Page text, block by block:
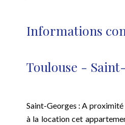
Informations
Toulouse -
Saint-Georges : A proximité
à la location cet